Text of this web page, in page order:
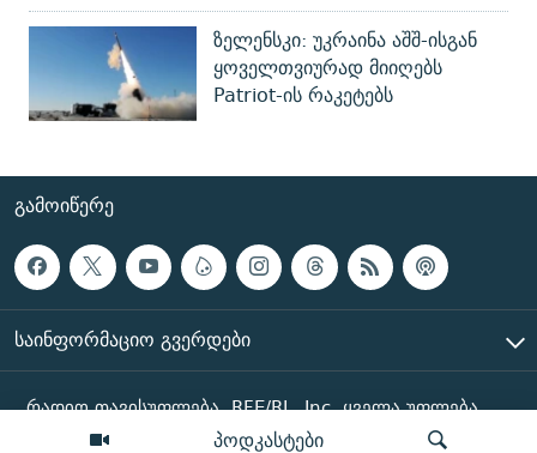
პოდკასტები
ზელენსკი: უკრაინა აშშ-ისგან
ყოველთვიურად მიიღებს
Patriot-ის რაკეტებს
ᲒᲐᲛᲝᲘᲬᲔᲠᲔ
ᲡᲐᲘᲜᲤᲝᲠᲛᲐᲪᲘᲝ ᲒᲕᲔᲠᲓᲔᲑᲘ
რადიო თავისუფლება, RFE/RL, Inc. ყველა უფლება
დაცულია